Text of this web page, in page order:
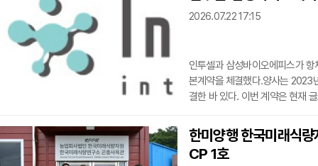
료 후 다시 이식하기 전 세포 수
2026.07.22 17:15
인투셀과 삼성바이오에피스가
본계약을 체결했다.양사는 2023
결한 바 있다. 이번 계약은 현재
에 따른 로열티 조건이 포함돼
다.박태교 인투셀 대표는 "양사
과를 창출할 수
한미양행 한국미래식
CP 1호